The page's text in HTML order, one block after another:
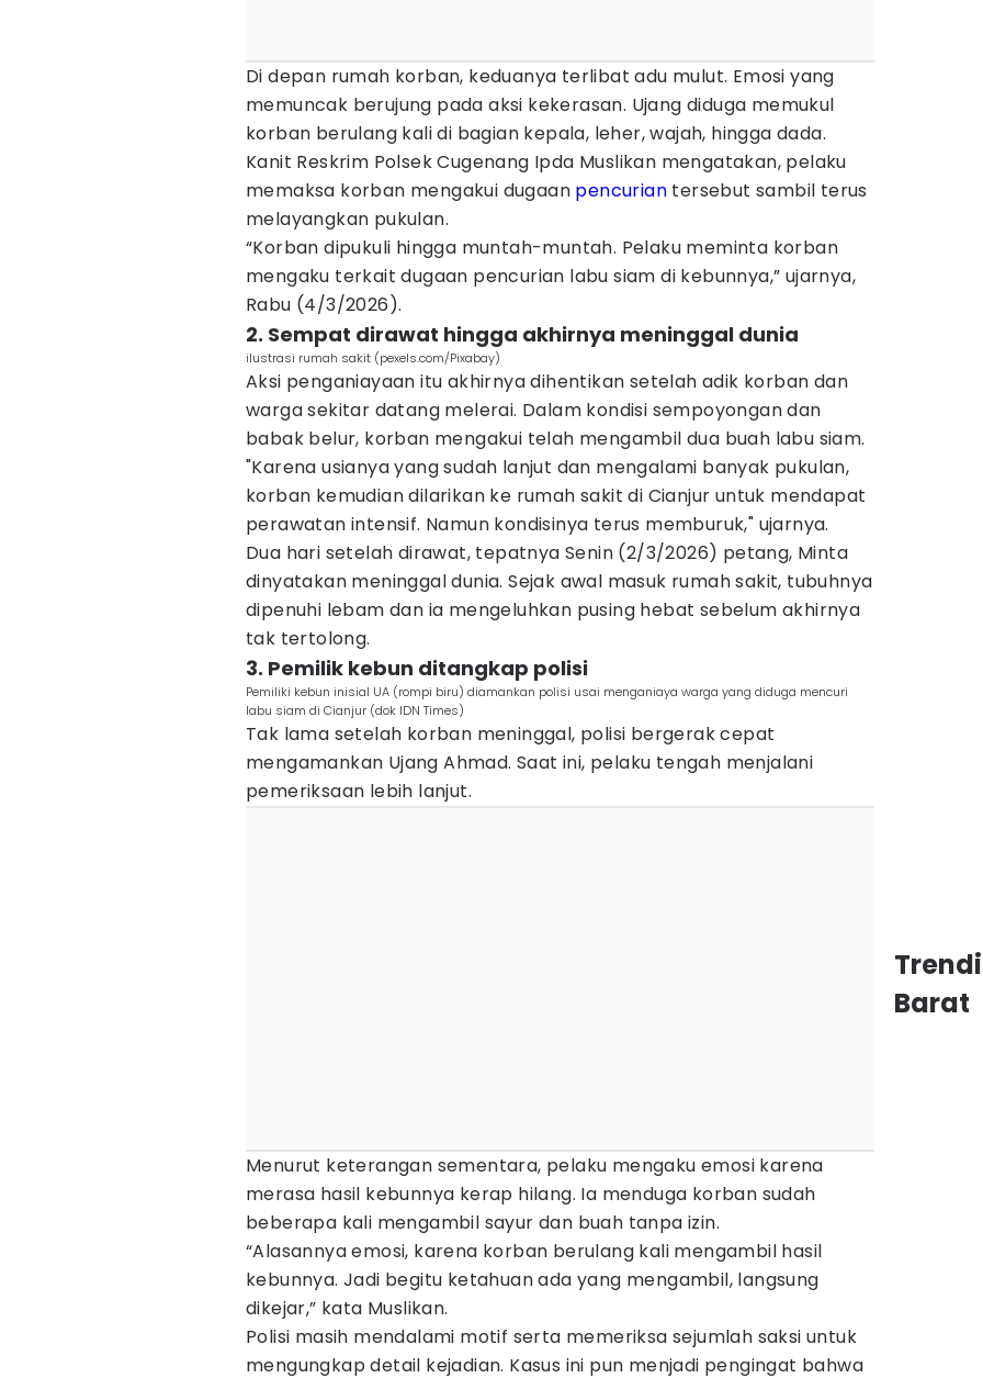
Di depan rumah korban, keduanya terlibat adu mulut. Emosi yang
memuncak berujung pada aksi kekerasan. Ujang diduga memukul
korban berulang kali di bagian kepala, leher, wajah, hingga dada.
Kanit Reskrim Polsek Cugenang Ipda Muslikan mengatakan, pelaku
memaksa korban mengakui dugaan pencurian tersebut sambil terus
melayangkan pukulan.
“Korban dipukuli hingga muntah-muntah. Pelaku meminta korban
mengaku terkait dugaan pencurian labu siam di kebunnya,” ujarnya,
Rabu (4/3/2026).
2. Sempat dirawat hingga akhirnya meninggal dunia
ilustrasi rumah sakit (pexels.com/Pixabay)
Aksi penganiayaan itu akhirnya dihentikan setelah adik korban dan
warga sekitar datang melerai. Dalam kondisi sempoyongan dan
babak belur, korban mengakui telah mengambil dua buah labu siam.
"Karena usianya yang sudah lanjut dan mengalami banyak pukulan,
korban kemudian dilarikan ke rumah sakit di Cianjur untuk mendapat
perawatan intensif. Namun kondisinya terus memburuk," ujarnya.
Dua hari setelah dirawat, tepatnya Senin (2/3/2026) petang, Minta
dinyatakan meninggal dunia. Sejak awal masuk rumah sakit, tubuhnya
dipenuhi lebam dan ia mengeluhkan pusing hebat sebelum akhirnya
tak tertolong.
3. Pemilik kebun ditangkap polisi
Pemiliki kebun inisial UA (rompi biru) diamankan polisi usai menganiaya warga yang diduga mencuri
labu siam di Cianjur (dok IDN Times)
Tak lama setelah korban meninggal, polisi bergerak cepat
mengamankan Ujang Ahmad. Saat ini, pelaku tengah menjalani
pemeriksaan lebih lanjut.
Menurut keterangan sementara, pelaku mengaku emosi karena
merasa hasil kebunnya kerap hilang. Ia menduga korban sudah
beberapa kali mengambil sayur dan buah tanpa izin.
“Alasannya emosi, karena korban berulang kali mengambil hasil
kebunnya. Jadi begitu ketahuan ada yang mengambil, langsung
dikejar,” kata Muslikan.
Polisi masih mendalami motif serta memeriksa sejumlah saksi untuk
mengungkap detail kejadian. Kasus ini pun menjadi pengingat bahwa
Barat